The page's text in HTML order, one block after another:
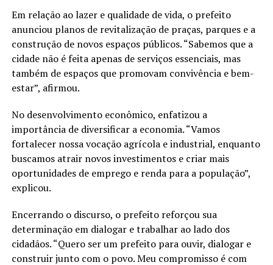
Em relação ao lazer e qualidade de vida, o prefeito
anunciou planos de revitalização de praças, parques e a
construção de novos espaços públicos. “Sabemos que a
cidade não é feita apenas de serviços essenciais, mas
também de espaços que promovam convivência e bem-
estar”, afirmou.
No desenvolvimento econômico, enfatizou a
importância de diversificar a economia. “Vamos
fortalecer nossa vocação agrícola e industrial, enquanto
buscamos atrair novos investimentos e criar mais
oportunidades de emprego e renda para a população”,
explicou.
Encerrando o discurso, o prefeito reforçou sua
determinação em dialogar e trabalhar ao lado dos
cidadãos. “Quero ser um prefeito para ouvir, dialogar e
construir junto com o povo. Meu compromisso é com